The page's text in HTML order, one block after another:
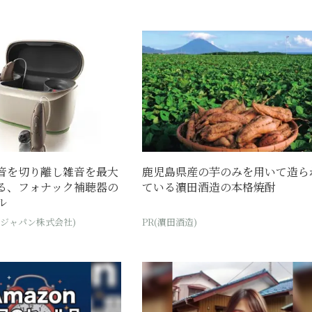
を切り離し雑音を最大
、フォナック補聴器の
ャパン株式会社)
鹿児島県産の芋のみを用いて造
ている濵田酒造の本格焼酎
PR(濵田酒造)